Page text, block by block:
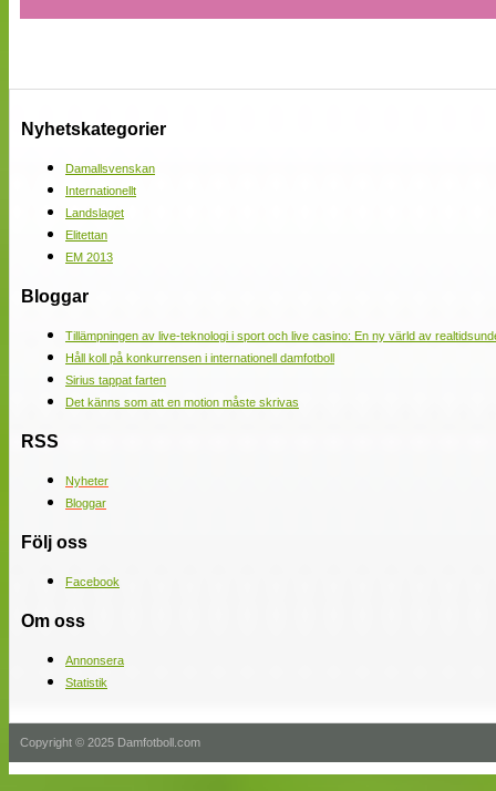
Nyhetskategorier
Damallsvenskan
Internationellt
Landslaget
Elitettan
EM 2013
Bloggar
Tillämpningen av live-teknologi i sport och live casino: En ny värld av
Håll koll på konkurrensen i internationell damfotboll
Sirius tappat farten
Det känns som att en motion måste skrivas
RSS
Nyheter
Bloggar
Följ oss
Facebook
Om oss
Annonsera
Statistik
Copyright © 2025 Damfotboll.com